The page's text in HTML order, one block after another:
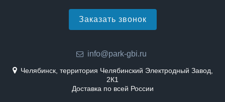
Заказать звонок
info@park-gbi.ru
Челябинск, территория Челябинский Электродный Завод,
2К1
Доставка по всей России